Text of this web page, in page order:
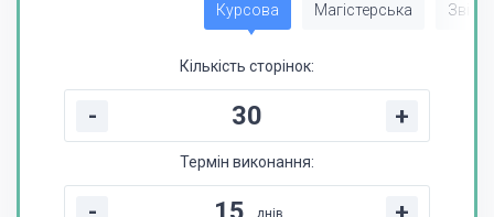
Курсова Магістерська Звіт
Кількість сторінок:
- +
Термін виконання:
- днів +